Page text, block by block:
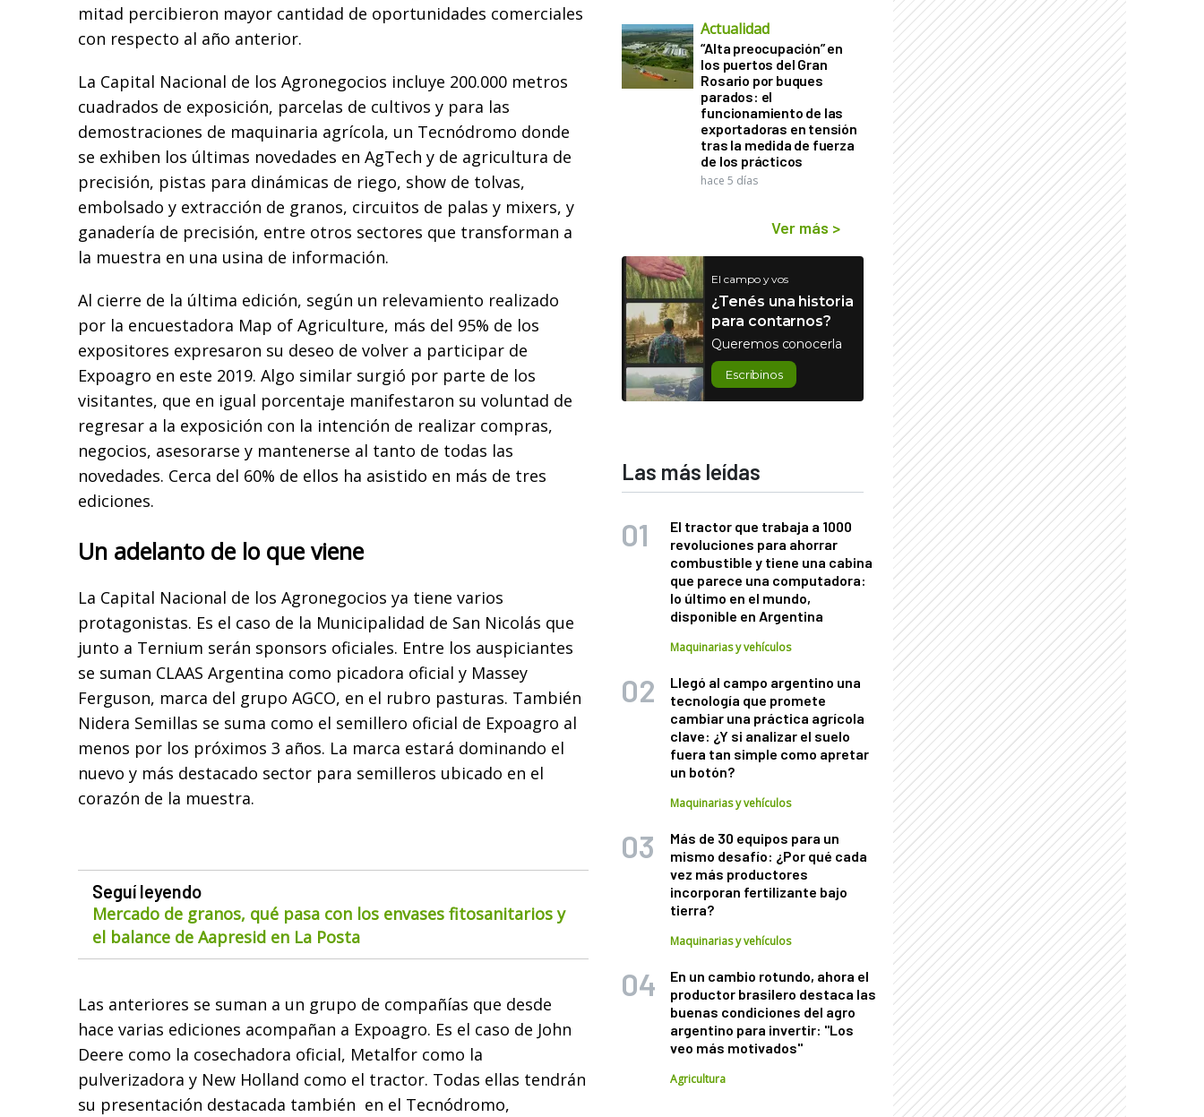
mitad percibieron mayor cantidad de oportunidades comerciales
con respecto al año anterior.
La Capital Nacional de los Agronegocios incluye 200.000 metros
cuadrados de exposición, parcelas de cultivos y para las
demostraciones de maquinaria agrícola, un Tecnódromo donde
se exhiben los últimas novedades en AgTech y de agricultura de
precisión, pistas para dinámicas de riego, show de tolvas,
embolsado y extracción de granos, circuitos de palas y mixers, y
ganadería de precisión, entre otros sectores que transforman a
la muestra en una usina de información.
Al cierre de la última edición, según un relevamiento realizado
por la encuestadora Map of Agriculture, más del 95% de los
expositores expresaron su deseo de volver a participar de
Expoagro en este 2019. Algo similar surgió por parte de los
visitantes, que en igual porcentaje manifestaron su voluntad de
regresar a la exposición con la intención de realizar compras,
negocios, asesorarse y mantenerse al tanto de todas las
novedades. Cerca del 60% de ellos ha asistido en más de tres
ediciones.
Un adelanto de lo que viene
La Capital Nacional de los Agronegocios ya tiene varios
protagonistas. Es el caso de la Municipalidad de San Nicolás que
junto a Ternium serán sponsors oficiales. Entre los auspiciantes
se suman CLAAS Argentina como picadora oficial y Massey
Ferguson, marca del grupo AGCO, en el rubro pasturas. También
Nidera Semillas se suma como el semillero oficial de Expoagro al
menos por los próximos 3 años. La marca estará dominando el
nuevo y más destacado sector para semilleros ubicado en el
corazón de la muestra.
Seguí leyendo
Mercado de granos, qué pasa con los envases fitosanitarios y
el balance de Aapresid en La Posta
Las anteriores se suman a un grupo de compañías que desde
hace varias ediciones acompañan a Expoagro. Es el caso de John
Deere como la cosechadora oficial, Metalfor como la
pulverizadora y New Holland como el tractor. Todas ellas tendrán
su presentación destacada también en el Tecnódromo,
Actualidad
“Alta preocupación” en
los puertos del Gran
Rosario por buques
parados: el
funcionamiento de las
exportadoras en tensión
tras la medida de fuerza
de los prácticos
hace 5 días
Ver más >
El campo y vos
¿Tenés una historia
para contarnos?
Queremos conocerla
Escribinos
Las más leídas
El tractor que trabaja a 1000
revoluciones para ahorrar
combustible y tiene una cabina
que parece una computadora:
lo último en el mundo,
disponible en Argentina
Maquinarias y vehículos
Llegó al campo argentino una
tecnología que promete
cambiar una práctica agrícola
clave: ¿Y si analizar el suelo
fuera tan simple como apretar
un botón?
Maquinarias y vehículos
Más de 30 equipos para un
mismo desafío: ¿Por qué cada
vez más productores
incorporan fertilizante bajo
tierra?
Maquinarias y vehículos
En un cambio rotundo, ahora el
productor brasilero destaca las
buenas condiciones del agro
argentino para invertir: "Los
veo más motivados"
Agricultura